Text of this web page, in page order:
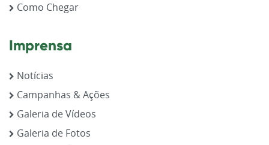
Como Chegar
Imprensa
Notícias
Campanhas & Ações
Galeria de Vídeos
Galeria de Fotos